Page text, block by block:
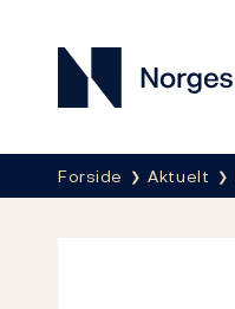
Norges
Her er du nå:
Forside Aktuelt